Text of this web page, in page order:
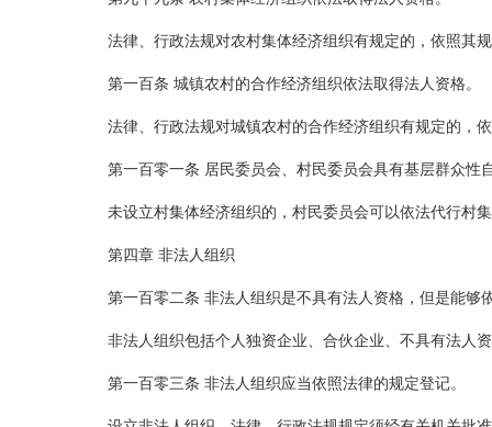
法律、行政法规对农村集体经济组织有规定的，依照其
第一百条 城镇农村的合作经济组织依法取得法人资格。
法律、行政法规对城镇农村的合作经济组织有规定的，
第一百零一条 居民委员会、村民委员会具有基层群众
未设立村集体经济组织的，村民委员会可以依法代行村
第四章 非法人组织
第一百零二条 非法人组织是不具有法人资格，但是能够
非法人组织包括个人独资企业、合伙企业、不具有法人
第一百零三条 非法人组织应当依照法律的规定登记。